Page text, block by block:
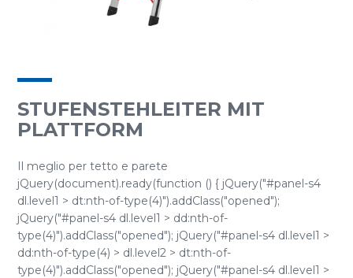
STUFENSTEHLEITER MIT
PLATTFORM
Il meglio per tetto e parete
jQuery(document).ready(function () { jQuery("#panel-s4
dl.level1 > dt:nth-of-type(4)").addClass("opened");
jQuery("#panel-s4 dl.level1 > dd:nth-of-
type(4)").addClass("opened"); jQuery("#panel-s4 dl.level1 >
dd:nth-of-type(4) > dl.level2 > dt:nth-of-
type(4)").addClass("opened"); jQuery("#panel-s4 dl.level1 >